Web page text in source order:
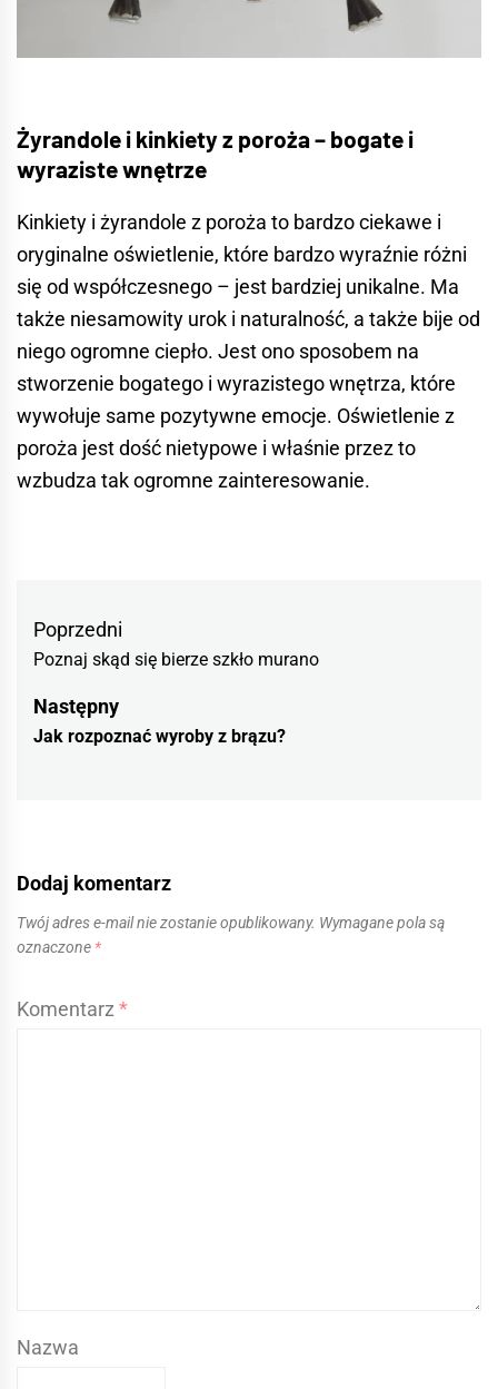
Żyrandole i kinkiety z poroża – bogate i
wyraziste wnętrze
Kinkiety i żyrandole z poroża to bardzo ciekawe i
oryginalne oświetlenie, które bardzo wyraźnie różni
się od współczesnego – jest bardziej unikalne. Ma
także niesamowity urok i naturalność, a także bije od
niego ogromne ciepło. Jest ono sposobem na
stworzenie bogatego i wyrazistego wnętrza, które
wywołuje same pozytywne emocje. Oświetlenie z
poroża jest dość nietypowe i właśnie przez to
wzbudza tak ogromne zainteresowanie.
Nawigacja
wpisu
Poprzedni
post:
Poznaj skąd się bierze szkło murano
NastępnyNastępny
wpis
Jak rozpoznać wyroby z brązu?
Dodaj komentarz
Twój adres e-mail nie zostanie opublikowany. Wymagane pola są
oznaczone *
Komentarz *
Nazwa